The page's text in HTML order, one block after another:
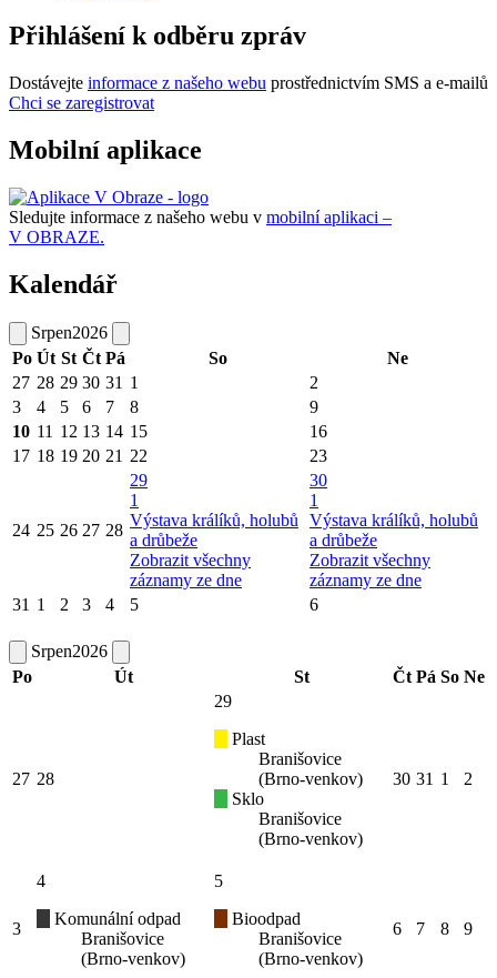
Přihlášení k odběru zpráv
Dostávejte informace z našeho webu prostřednictvím SMS a e-mailů
Chci se zaregistrovat
Mobilní aplikace
Sledujte informace z našeho webu v mobilní aplikaci –
V OBRAZE.
Kalendář
Srpen2026
Po Út St Čt Pá So
Ne
27 28 29 30 31 1
2
3
4 5 6 7 8
9
10 11 12 13 14 15
16
17 18 19 20 21 22 23
24 25 26 27 28
29
1
Výstava králíků, holubů
a drůbeže
Zobrazit všechny
záznamy ze dne
30
1
Výstava králíků, holubů
a drůbeže
Zobrazit všechny
záznamy ze dne
31 1 2 3 4 5 6
Srpen2026
Po
Út St Čt Pá So Ne
27 28
29
Plast
Branišovice
(Brno-venkov)
Sklo
Branišovice
(Brno-venkov)
30 31 1 2
3
4
Komunální odpad
Branišovice
(Brno-venkov)
5
Bioodpad
Branišovice
(Brno-venkov)
6 7 8 9